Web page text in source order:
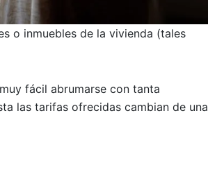
o inmuebles de la vivienda (tales
fácil abrumarse con tanta
las tarifas ofrecidas cambian de una